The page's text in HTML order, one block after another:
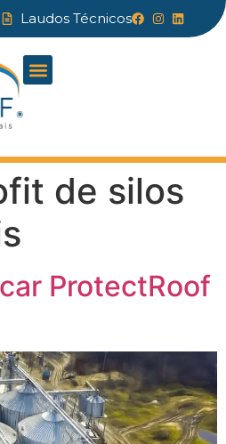
Laudos Técnicos
de silos
ProtectRoof